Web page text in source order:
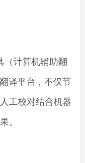
（计算机辅助翻
译平台，不仅节
工校对结合机器
。